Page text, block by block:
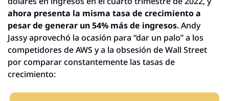
ahora presenta la misma tasa de crecimiento a
pesar de generar un 54% más de ingresos. Andy
Jassy aprovechó la ocasión para “dar un palo” a los
competidores de AWS y a la obsesión de Wall Street
por comparar constantemente las tasas de
crecimiento: